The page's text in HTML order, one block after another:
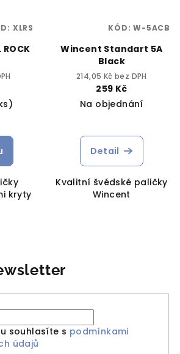
kryty
XLRS
Wincent Standart 5A
Black
214,05 Kč bez DPH
259 Kč
Na objednání
Detail
Kvalitní švédské paličky
Wincent
KÓD:W-5ACB
souhlasíte s podmínkami
údajů